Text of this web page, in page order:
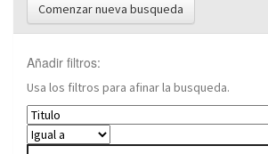
Comenzar nueva busqueda
Añadir filtros:
Usa los filtros para afinar la busqueda.